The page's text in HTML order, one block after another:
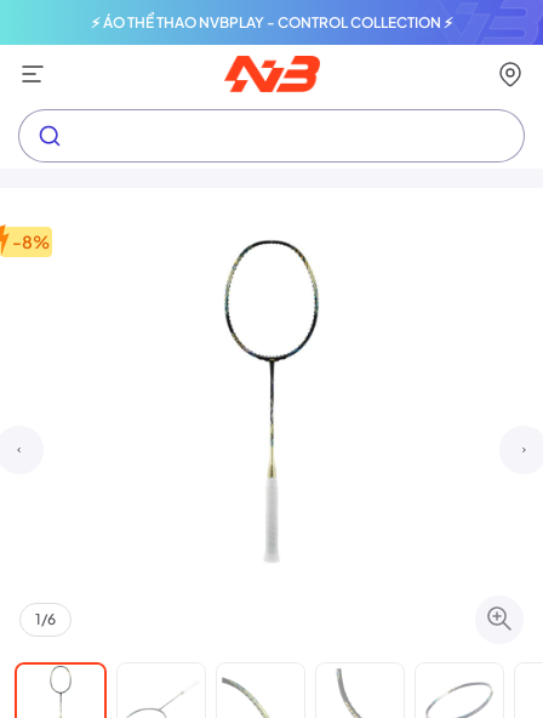
⚡ ÁO THỂ THAO NVBPLAY - CONTROL COLLECTION ⚡
-8%
1/6